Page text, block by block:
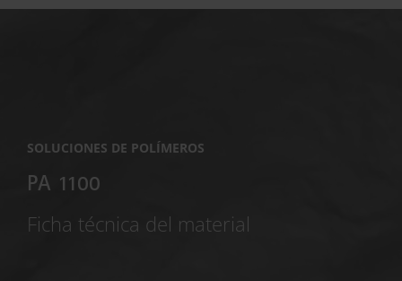
SOLUCIONES DE POLÍMEROS
PA 1100
Ficha técnica del material